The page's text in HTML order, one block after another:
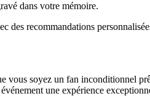
dans votre mémoire.
recommandations
vous soyez un fan inconditionnel
une expérience